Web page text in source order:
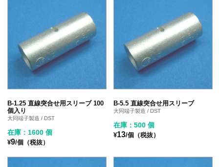
B-1.25 直線突合せ用スリーブ 100
個入り
大同端子製造 / DST
在庫：1600 個
¥9/個（税抜）
B-5.5 直線突合せ用スリーブ
大同端子製造 / DST
在庫：500 個
¥13/個（税抜）